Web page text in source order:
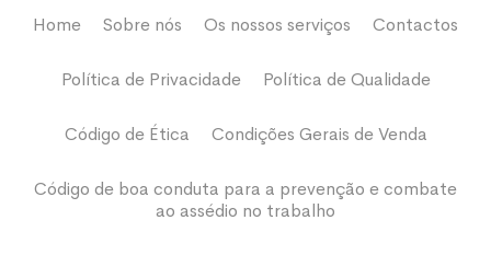
Home Sobre nós Os nossos serviços Contactos
Política de Privacidade Política de Qualidade
Código de Ética Condições Gerais de Venda
Código de boa conduta para a prevenção e combate
ao assédio no trabalho